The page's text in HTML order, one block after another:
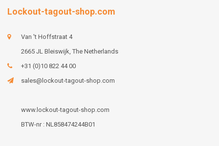
Lockout-tagout-shop.com
Van 't Hoffstraat 4
2665 JL Bleiswijk, The Netherlands
+31 (0)10 822 44 00
sales@lockout-tagout-shop.com
www.lockout-tagout-shop.com
BTW-nr : NL858474244B01